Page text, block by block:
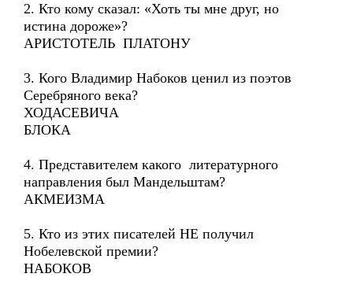
2. Кто кому сказал: «Хоть ты мне друг, но
истина дороже»?
АРИСТОТЕЛЬ ПЛАТОНУ
3. Кого Владимир Набоков ценил из поэтов
Серебряного века?
ХОДАСЕВИЧА
БЛОКА
4. Представителем какого литературного
направления был Мандельштам?
АКМЕИЗМА
5. Кто из этих писателей НЕ получил
Нобелевской премии?
НАБОКОВ